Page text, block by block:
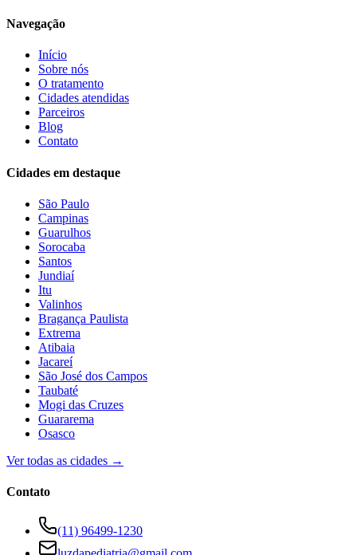
Navegação
Início
Sobre nós
O tratamento
Cidades atendidas
Parceiros
Blog
Contato
Cidades em destaque
São Paulo
Campinas
Guarulhos
Sorocaba
Santos
Jundiaí
Itu
Valinhos
Bragança Paulista
Extrema
Atibaia
Jacareí
São José dos Campos
Taubaté
Mogi das Cruzes
Guararema
Osasco
Ver todas as cidades →
Contato
(11) 96499-1230